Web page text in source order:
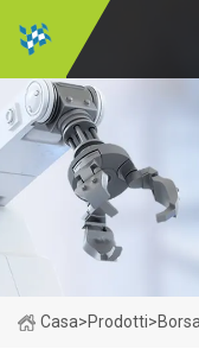
Casa>Prodotti>